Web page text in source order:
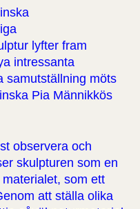
lyfter fram
intressanta
samutställning möts
Pia Männikkös
observera och
skulpturen som en
som ett
att ställa olika